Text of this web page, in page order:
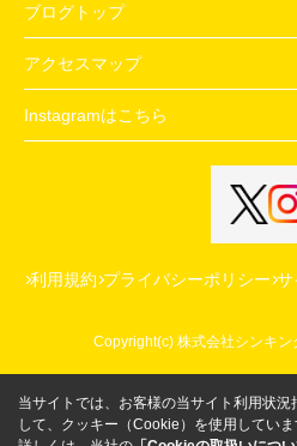
ブログトップ
アクセスマップ
Instagramはこちら
利用規約 プライバシーポリシー サ
Copyright(c) 株式会社シンキン
当サイトでは、お客様の当サイト利用状
して、クッキー（Cookie）を使用していま